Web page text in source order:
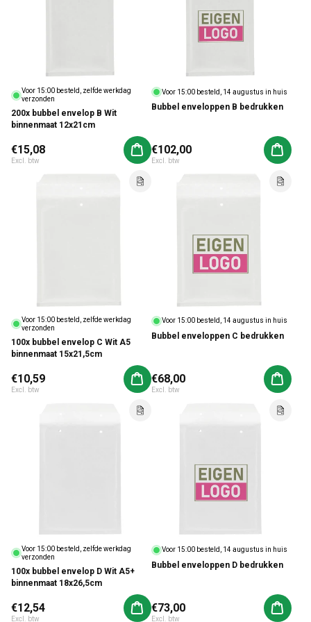
Voor 15:00 besteld, zelfde werkdag
verzonden
200x bubbel envelop B Wit
binnenmaat 12x21cm
Normale prijs
€15,08
Excl. btw
Aan winkelwagen toevoegen
Voor 15:00 besteld, 14 augustus in huis
Bubbel enveloppen B bedrukken
Normale prijs
€102,00
Excl. btw
Aan
Voor 15:00 besteld, zelfde werkdag
verzonden
100x bubbel envelop C Wit A5
binnenmaat 15x21,5cm
Normale prijs
€10,59
Excl. btw
Aan winkelwagen toevoegen
Voor 15:00 besteld, 14 augustus in huis
Bubbel enveloppen C bedrukken
Normale prijs
€68,00
Excl. btw
Aan
Voor 15:00 besteld, zelfde werkdag
verzonden
100x bubbel envelop D Wit A5+
binnenmaat 18x26,5cm
Normale prijs
€12,54
Excl. btw
Aan winkelwagen toevoegen
Voor 15:00 besteld, 14 augustus in huis
Bubbel enveloppen D bedrukken
Normale prijs
€73,00
Excl. btw
Aan